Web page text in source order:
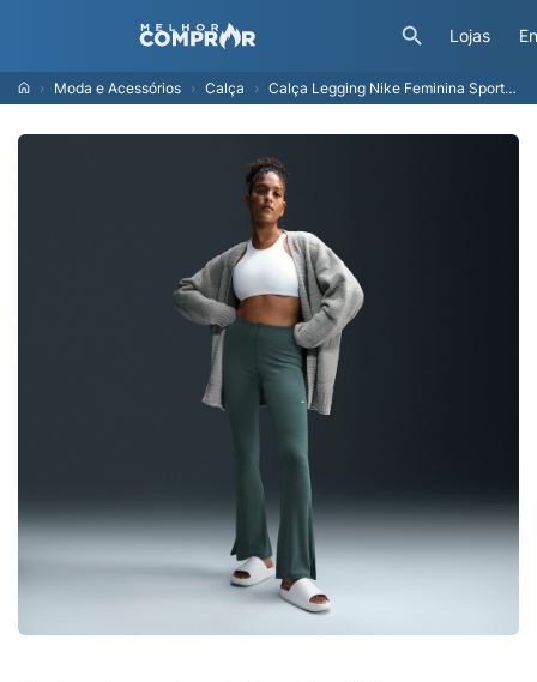
Lojas
Moda e Acessórios Calça Calça Legging Nike Feminina Sportswear Chill Knit